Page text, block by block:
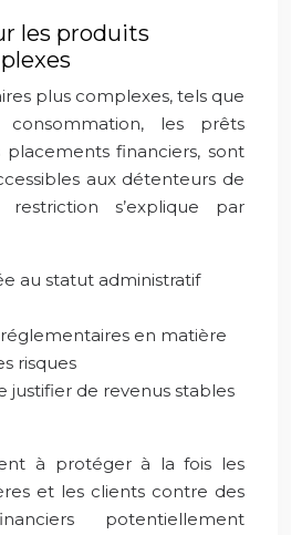
les produits
plus complexes, tels que
les prêts
financiers, sont
aux détenteurs de
restriction s’explique par
au statut administratif
en matière
risques
justifier de revenus stables
à protéger à la fois les
et les clients contre des
potentiellement